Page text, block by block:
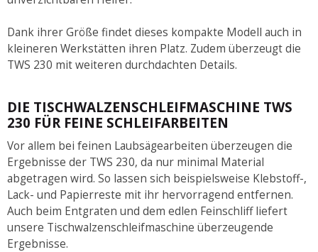
Dank ihrer Größe findet dieses kompakte Modell auch in
kleineren Werkstätten ihren Platz. Zudem überzeugt die
TWS 230 mit weiteren durchdachten Details.
DIE TISCHWALZENSCHLEIFMASCHINE TWS
230 FÜR FEINE SCHLEIFARBEITEN
Vor allem bei feinen Laubsägearbeiten überzeugen die
Ergebnisse der TWS 230, da nur minimal Material
abgetragen wird. So lassen sich beispielsweise Klebstoff-,
Lack- und Papierreste mit ihr hervorragend entfernen.
Auch beim Entgraten und dem edlen Feinschliff liefert
unsere Tischwalzenschleifmaschine überzeugende
Ergebnisse.